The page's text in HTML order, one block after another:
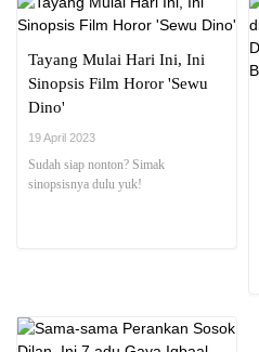
Tayang Mulai Hari Ini, Ini
Sinopsis Film Horor 'Sewu
Dino'
19 April 2023
Sudah siap nonton? Simak
sinopsisnya dulu yuk!